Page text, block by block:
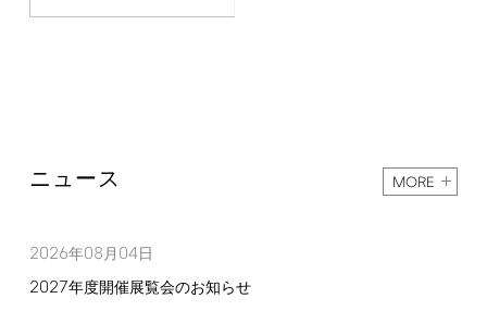
ニュース MORE
2026年08月 04日
2027年度開催展覧会のお知らせ